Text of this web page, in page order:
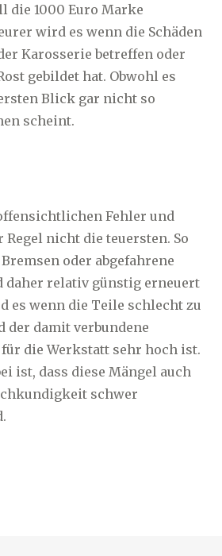
die 1000 Euro Marke
wird es wenn die Schäden
Karosserie betreffen oder
gebildet hat. Obwohl es
Blick gar nicht so
scheint.
Fehler und
nicht die teuersten. So
oder abgefahrene
daher relativ günstig erneuert
es wenn die Teile schlecht zu
der damit verbundene
die Werkstatt sehr hoch ist.
ist, dass diese Mängel auch
schwer